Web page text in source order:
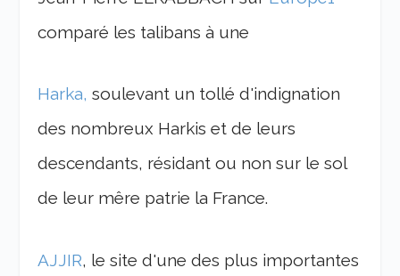
comparé les talibans à une
Harka, soulevant un tollé d'indignation
des nombreux Harkis et de leurs
descendants, résidant ou non sur le sol
de leur mêre patrie la France.
AJJIR, le site d'une des plus importantes